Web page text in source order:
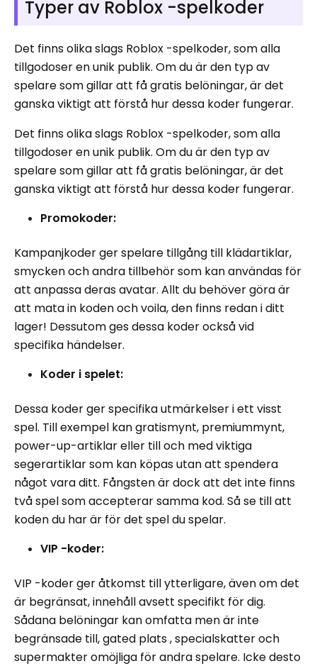
Typer av Roblox -spelkoder
Det finns olika slags Roblox -spelkoder, som alla
tillgodoser en unik publik. Om du är den typ av
spelare som gillar att få gratis belöningar, är det
ganska viktigt att förstå hur dessa koder fungerar.
Det finns olika slags Roblox -spelkoder, som alla
tillgodoser en unik publik. Om du är den typ av
spelare som gillar att få gratis belöningar, är det
ganska viktigt att förstå hur dessa koder fungerar.
Promokoder:
Kampanjkoder ger spelare tillgång till klädartiklar,
smycken och andra tillbehör som kan användas för
att anpassa deras avatar. Allt du behöver göra är
att mata in koden och voila, den finns redan i ditt
lager! Dessutom ges dessa koder också vid
specifika händelser.
Koder i spelet:
Dessa koder ger specifika utmärkelser i ett visst
spel. Till exempel kan gratismynt, premiummynt,
power-up-artiklar eller till och med viktiga
segerartiklar som kan köpas utan att spendera
något vara ditt. Fångsten är dock att det inte finns
två spel som accepterar samma kod. Så se till att
koden du har är för det spel du spelar.
VIP -koder:
VIP -koder ger åtkomst till ytterligare, även om det
är begränsat, innehåll avsett specifikt för dig.
Sådana belöningar kan omfatta men är inte
begränsade till, gated plats , specialskatter och
supermakter omöjliga för andra spelare. Icke desto